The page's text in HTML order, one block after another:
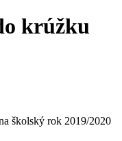
krúžku
školský rok 2019/2020